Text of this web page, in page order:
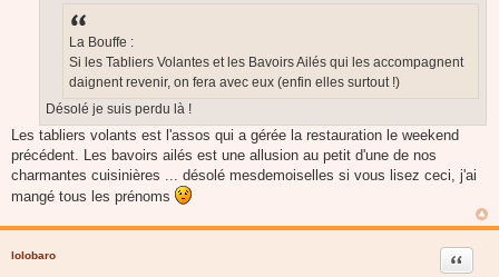
La Bouffe :
Si les Tabliers Volantes et les Bavoirs Ailés qui les accompagnent
daignent revenir, on fera avec eux (enfin elles surtout !)
Désolé je suis perdu là !
Les tabliers volants est l'assos qui a gérée la restauration le weekend
précédent. Les bavoirs ailés est une allusion au petit d'une de nos
charmantes cuisinières ... désolé mesdemoiselles si vous lisez ceci, j'ai
mangé tous les prénoms
lolobaro Citer